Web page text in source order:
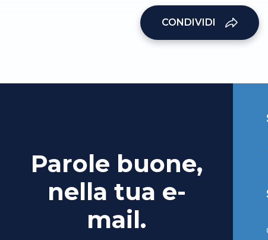
CONDIVIDI
Parole buone,
nella tua e-
mail.